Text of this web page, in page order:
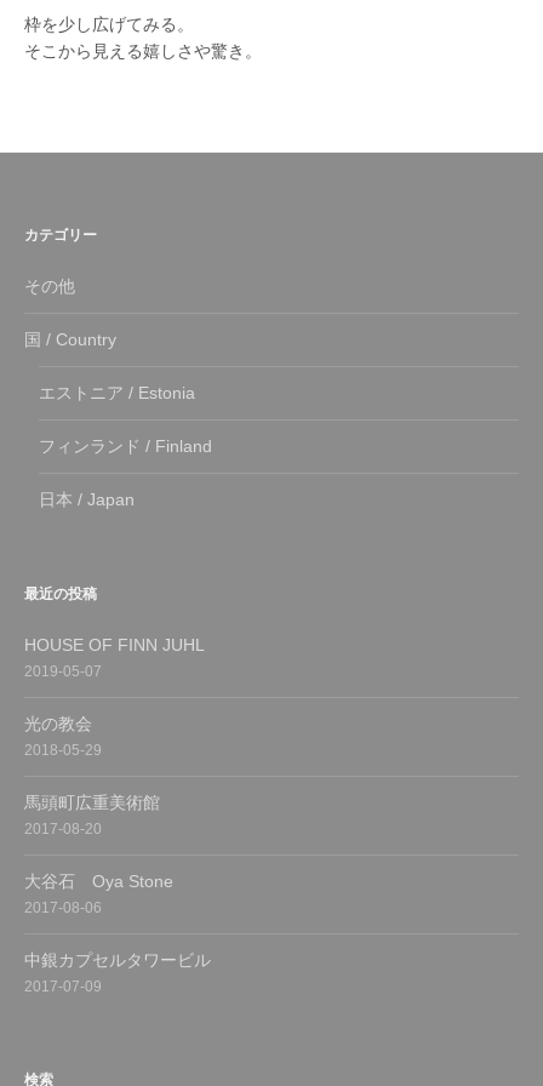
枠を少し広げてみる。
そこから見える嬉しさや驚き。
カテゴリー
その他
国 / Country
エストニア / Estonia
フィンランド / Finland
日本 / Japan
最近の投稿
HOUSE OF FINN JUHL
2019-05-07
光の教会
2018-05-29
馬頭町広重美術館
2017-08-20
大谷石 Oya Stone
2017-08-06
中銀カプセルタワービル
2017-07-09
検索